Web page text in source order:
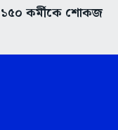
১৫০ কর্মীকে শোকজ